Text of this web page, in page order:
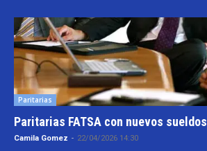
Paritarias
Paritarias FATSA con nuevos sueldos
Camila Gomez - 22/04/2026 14:30